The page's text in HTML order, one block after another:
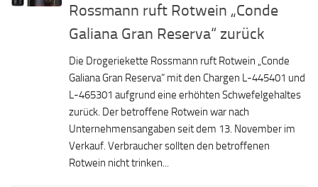
Rossmann ruft Rotwein „Conde
Galiana Gran Reserva“ zurück
Die Drogeriekette Rossmann ruft Rotwein „Conde
Galiana Gran Reserva“ mit den Chargen L-445401 und
L-465301 aufgrund eine erhöhten Schwefelgehaltes
zurück. Der betroffene Rotwein war nach
Unternehmensangaben seit dem 13. November im
Verkauf. Verbraucher sollten den betroffenen
Rotwein nicht trinken...